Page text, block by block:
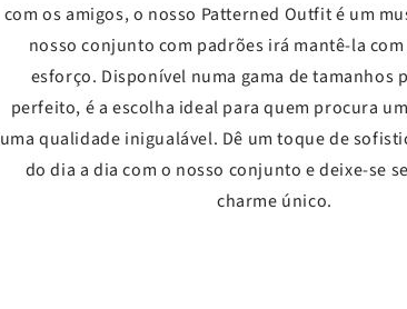
com os amigos, o nosso Patterned Outfit é um
nosso conjunto com padrões irá mantê-la
esforço. Disponível numa gama de tamanhos
perfeito, é a escolha ideal para quem procura
uma qualidade inigualável. Dê um toque de
do dia a dia com o nosso conjunto e deixe-se
charme único.